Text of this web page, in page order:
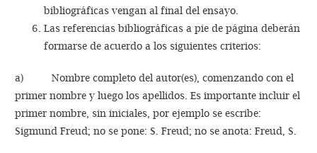
bibliográficas vengan al final del ensayo.
Las referencias bibliográficas a pie de página deberán
formarse de acuerdo a los siguientes criterios:
a) Nombre completo del autor(es), comenzando con el
primer nombre y luego los apellidos. Es importante incluir el
primer nombre, sin iniciales, por ejemplo se escribe:
Sigmund Freud; no se pone: S. Freud; no se anota: Freud, S.